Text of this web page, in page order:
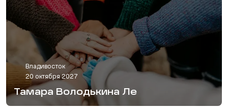
Владивосток
20 октября 2027
Тамара Володькина Ле